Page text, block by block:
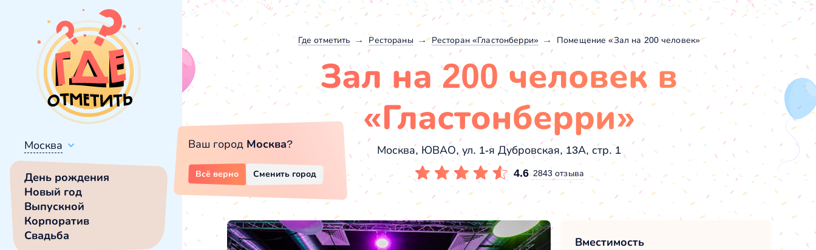
Москва
День рождения
Новый год
Выпускной
Корпоратив
Свадьба
Где отметить Рестораны Ресторан «Гластонберри» Помещение «Зал на 200 человек»
Зал на 200 человек в
«Гластонберри»
Москва, ЮВАО, ул. 1-я Дубровская, 13А, стр. 1
4.6 2843 отзыва
Вместимость
Ваш город Москва?
Всё верно Сменить город